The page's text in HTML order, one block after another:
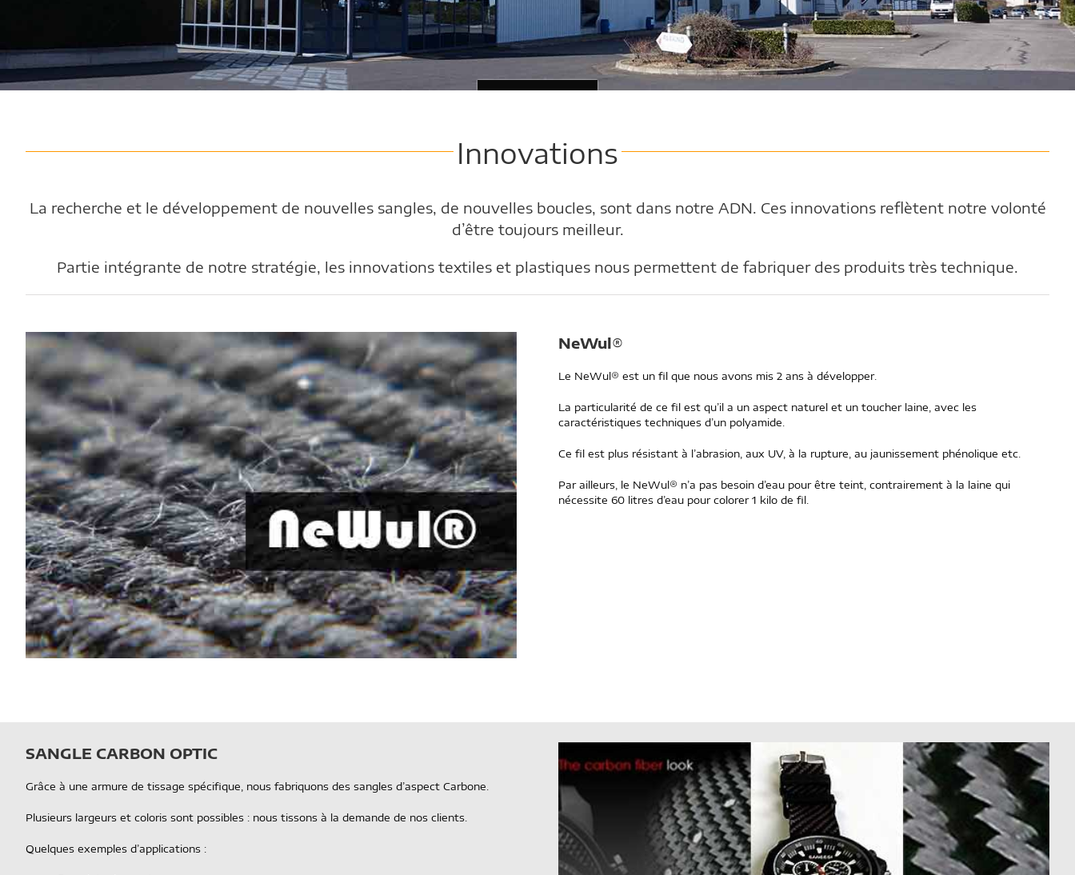
Innovations
La recherche et le développement de nouvelles sangles, de nouvelles boucles, sont dans notre ADN. Ces innovations reflètent notre volonté
d’être toujours meilleur.
Partie intégrante de notre stratégie, les innovations textiles et plastiques nous permettent de fabriquer des produits très technique.
NeWul®
Le NeWul® est un fil que nous avons mis 2 ans à développer.
La particularité de ce fil est qu’il a un aspect naturel et un toucher laine, avec les
caractéristiques techniques d’un polyamide.
Ce fil est plus résistant à l’abrasion, aux UV, à la rupture, au jaunissement phénolique etc.
Par ailleurs, le NeWul® n’a pas besoin d’eau pour être teint, contrairement à la laine qui
nécessite 60 litres d’eau pour colorer 1 kilo de fil.
SANGLE CARBON OPTIC
Grâce à une armure de tissage spécifique, nous fabriquons des sangles d’aspect Carbone.
Plusieurs largeurs et coloris sont possibles : nous tissons à la demande de nos clients.
Quelques exemples d’applications :